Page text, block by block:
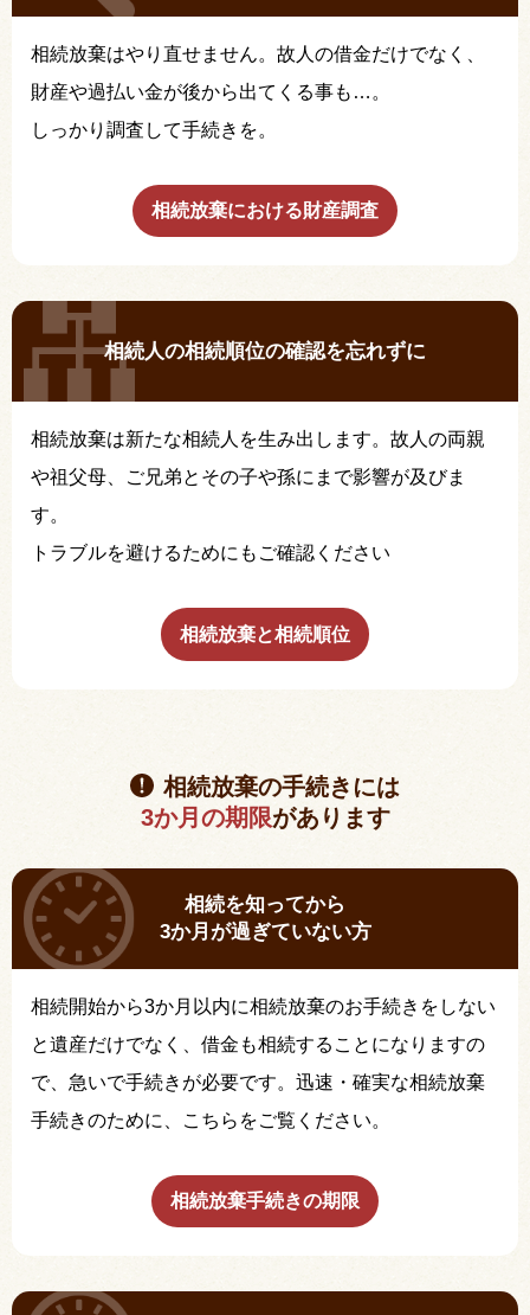
相続放棄はやり直せません。故人の借金だけでなく、
財産や過払い金が後から出てくる事も…。
しっかり調査して手続きを。
相続放棄における財産調査
相続人の相続順位の確認を忘れずに
相続放棄は新たな相続人を生み出します。故人の両親
や祖父母、ご兄弟とその子や孫にまで影響が及びま
す。
トラブルを避けるためにもご確認ください
相続放棄と相続順位
相続放棄の手続きには
3か月の期限があります
相続を知ってから
3か月が過ぎていない方
相続開始から3か月以内に相続放棄のお手続きをしない
と遺産だけでなく、借金も相続することになりますの
で、急いで手続きが必要です。迅速・確実な相続放棄
手続きのために、こちらをご覧ください。
相続放棄手続きの期限